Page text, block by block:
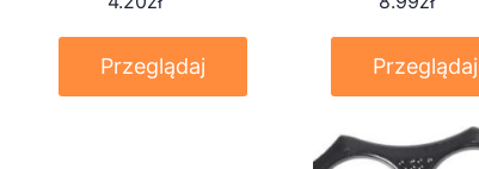
Przeglądaj Przeglądaj